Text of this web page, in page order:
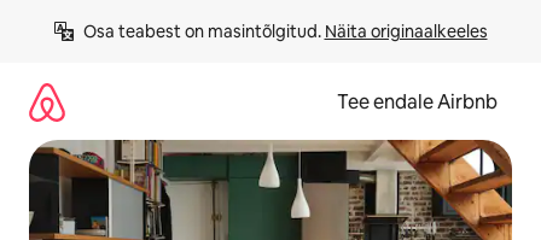
Osa teabest on masintõlgitud. Näita originaalkeeles
Tee endale Airbnb